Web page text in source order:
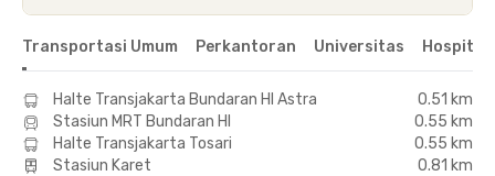
Transportasi Umum Perkantoran Universitas Hospital
Halte Transjakarta Bundaran HI Astra
0.51 km
Stasiun MRT Bundaran HI
0.55 km
Halte Transjakarta Tosari
0.55 km
Stasiun Karet
0.81 km